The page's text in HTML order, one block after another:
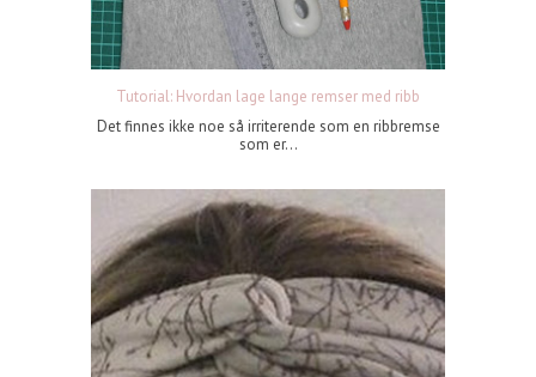
Tutorial: Hvordan lage lange remser med ribb
Det finnes ikke noe så irriterende som en ribbremse
som er...